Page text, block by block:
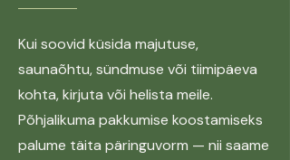
Kui soovid küsida majutuse,
saunaõhtu, sündmuse või tiimipäeva
kohta, kirjuta või helista meile.
Põhjalikuma pakkumise koostamiseks
palume täita päringuvorm — nii saame